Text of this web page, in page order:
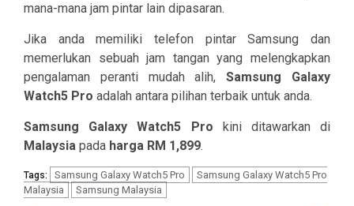
mana-mana jam pintar lain dipasaran.
Jika anda memiliki telefon pintar Samsung dan
memerlukan sebuah jam tangan yang melengkapkan
pengalaman peranti mudah alih,Samsung Galaxy
Watch5 Pro adalah antara pilihan terbaik untuk anda.
Samsung Galaxy Watch5 Pro kini ditawarkan di
Malaysia pada harga RM 1,899.
Tags: Samsung Galaxy Watch5 Pro
Samsung Galaxy Watch5 Pro
Malaysia
Samsung Malaysia